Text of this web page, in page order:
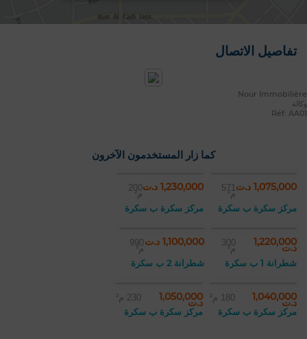
تفاصيل الاتصال
Nour Immobilière
وكالة
Réf: AA01
كما زار المستخدمون الآخرون
1,075,000 د.ت 571
م²
مركز سكرة ب سكرة
1,230,000 د.ت 200
م²
مركز سكرة ب سكرة
1,220,000
د.ت 300
م²
شطرانة 1 ب سكرة
1,100,000 د.ت 990
م²
شطرانة 2 ب سكرة
1,040,000
د.ت 180 م²
مركز سكرة ب سكرة
1,050,000
د.ت 230 م²
مركز سكرة ب سكرة